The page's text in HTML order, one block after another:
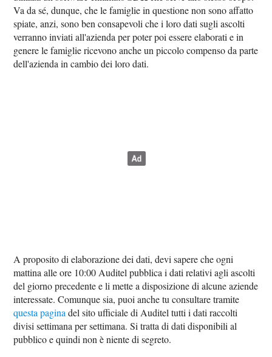
Va da sé, dunque, che le famiglie in questione non sono affatto
spiate, anzi, sono ben consapevoli che i loro dati sugli ascolti
verranno inviati all'azienda per poter poi essere elaborati e in
genere le famiglie ricevono anche un piccolo compenso da parte
dell'azienda in cambio dei loro dati.
A proposito di elaborazione dei dati, devi sapere che ogni
mattina alle ore 10:00 Auditel pubblica i dati relativi agli ascolti
del giorno precedente e li mette a disposizione di alcune aziende
interessate. Comunque sia, puoi anche tu consultare tramite
questa pagina del sito ufficiale di Auditel tutti i dati raccolti
divisi settimana per settimana. Si tratta di dati disponibili al
pubblico e quindi non è niente di segreto.